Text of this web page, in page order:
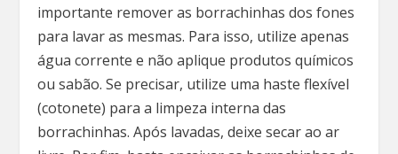
importante remover as borrachinhas dos fones
para lavar as mesmas. Para isso, utilize apenas
água corrente e não aplique produtos químicos
ou sabão. Se precisar, utilize uma haste flexível
(cotonete) para a limpeza interna das
borrachinhas. Após lavadas, deixe secar ao ar